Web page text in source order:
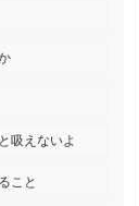
吸えないよ
こと